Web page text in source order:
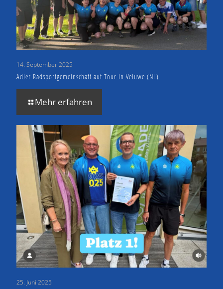
14. September 2025
Adler Radsportgemeinschaft auf Tour in Veluwe (NL)
Mehr erfahren
25. Juni 2025